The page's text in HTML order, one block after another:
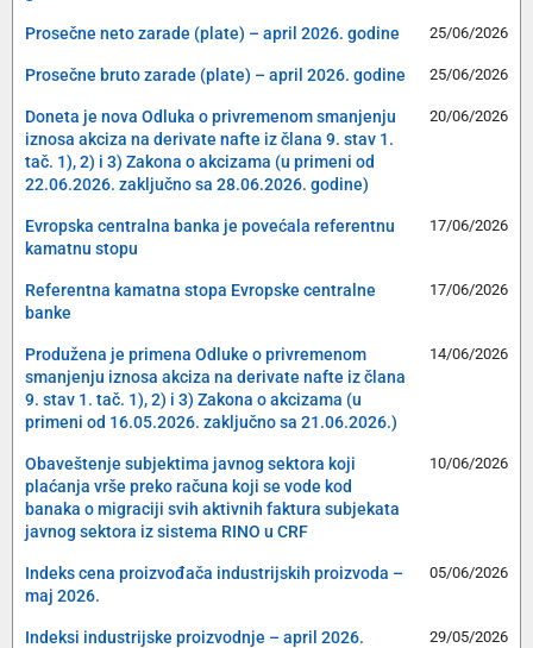
Prosečne neto zarade (plate) – april 2026. godine 25/06/2026
Prosečne bruto zarade (plate) – april 2026. godine 25/06/2026
Doneta je nova Odluka o privremenom smanjenju
iznosa akciza na derivate nafte iz člana 9. stav 1.
tač. 1), 2) i 3) Zakona o akcizama (u primeni od
22.06.2026. zaključno sa 28.06.2026. godine)
20/06/2026
Evropska centralna banka je povećala referentnu
kamatnu stopu
17/06/2026
Referentna kamatna stopa Evropske centralne
banke
17/06/2026
Produžena je primena Odluke o privremenom
smanjenju iznosa akciza na derivate nafte iz člana
9. stav 1. tač. 1), 2) i 3) Zakona o akcizama (u
primeni od 16.05.2026. zaključno sa 21.06.2026.)
14/06/2026
Obaveštenje subjektima javnog sektora koji
plaćanja vrše preko računa koji se vode kod
banaka o migraciji svih aktivnih faktura subjekata
javnog sektora iz sistema RINO u CRF
10/06/2026
Indeks cena proizvođača industrijskih proizvoda –
maj 2026.
05/06/2026
Indeksi industrijske proizvodnje – april 2026.
29/05/2026